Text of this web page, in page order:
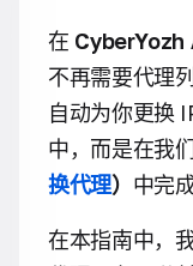
在 CyberYozh
不再需要代理
自动为你更换
中，而是在我
换代理） 中完成
在本指南中，